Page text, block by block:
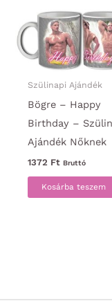
Szülinapi Ajándék
Bögre – Happy
Birthday –
Ajándék Nőknek
1372 Ft Bruttó
Kosárba teszem